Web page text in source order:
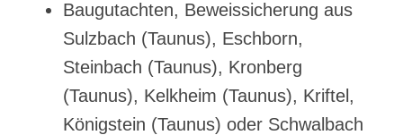
Baugutachten, Beweissicherung aus
Sulzbach (Taunus), Eschborn,
Steinbach (Taunus), Kronberg
(Taunus), Kelkheim (Taunus), Kriftel,
Königstein (Taunus) oder Schwalbach